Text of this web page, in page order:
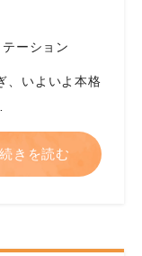
ーション
、いよいよ本格
続きを読む